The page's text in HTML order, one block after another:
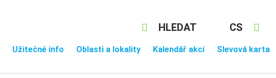
CS
HLEDAT
Užitečné info Oblasti a lokality Kalendář akcí Slevová karta